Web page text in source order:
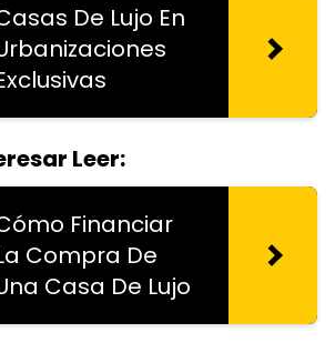
De Lujo En
Leer:
Financiar
Compra De
Casa De Lujo